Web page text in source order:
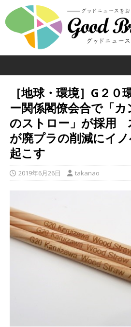
［地球・環境］G２
ー関係閣僚会合で「
のストロー」が採用
が廃プラの削減にイ
起こす
2019年6月26日 takanao